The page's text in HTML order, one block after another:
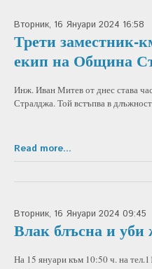
Вторник, 16 Януари 2024 16:58
Трети заместник-
екип на Община
Инж. Иван Митев от днес става
Стралджа. Той встъпва в
Read more...
Вторник, 16 Януари 2024 09:45
Влак блъсна и уби
На 15 януари към 10:50 ч. на